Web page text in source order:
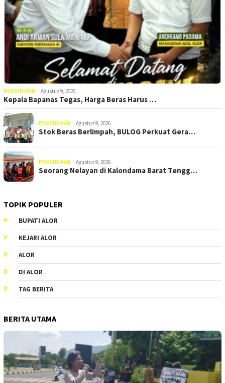
PENDIDIKAN Agustus 9, 2026
Kepala Bapanas Tegas, Harga Beras Harus …
PENDIDIKAN Agustus 9, 2026
Stok Beras Berlimpah, BULOG Perkuat Gera…
PENDIDIKAN Agustus 9, 2026
Seorang Nelayan di Kalondama Barat Tengg…
TOPIK POPULER
BUPATI ALOR
KEJARI ALOR
ALOR
DI ALOR
TAG BERITA
BERITA UTAMA